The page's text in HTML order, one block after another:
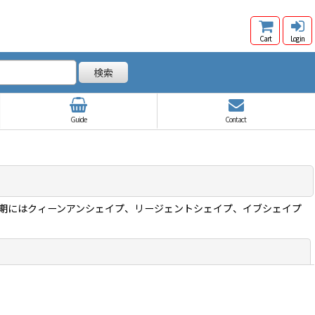
Cart Log in
検索
Guide Contact
はクィーンアンシェイプ、リージェントシェイプ、イブシェイプ